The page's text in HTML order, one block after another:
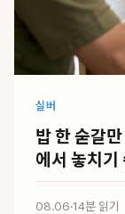
실버
밥 한 숟갈
에서 놓치기
08.06·14분 읽기